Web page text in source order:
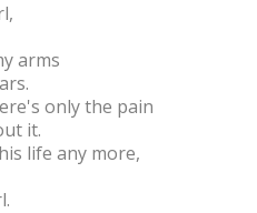
arms
only the pain
it.
life any more,